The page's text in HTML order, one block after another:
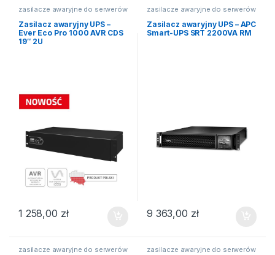
zasilacze awaryjne do serwerów
Zasilacz awaryjny UPS –
Ever Eco Pro 1000 AVR CDS
19″ 2U
1 258,00 zł
zasilacze awaryjne do serwerów
Zasilacz awaryjny UPS – APC
Smart-UPS SRT 2200VA RM
9 363,00 zł
zasilacze awaryjne do serwerów zasilacze awaryjne do serwerów